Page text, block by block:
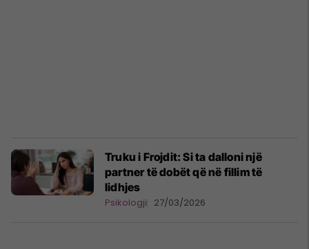
Truku i Frojdit: Si ta dalloni një
partner të dobët që në fillim të
lidhjes
Psikologji 27/03/2026